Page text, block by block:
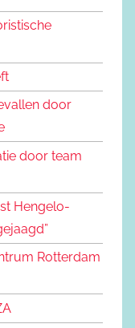
door
door team
Hengelo-
Rotterdam